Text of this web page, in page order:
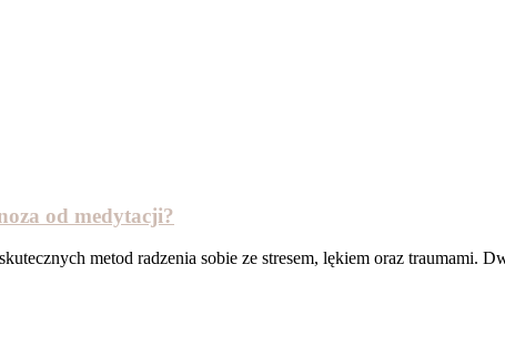
od medytacji?
metod radzenia sobie ze stresem, lękiem oraz traumami.